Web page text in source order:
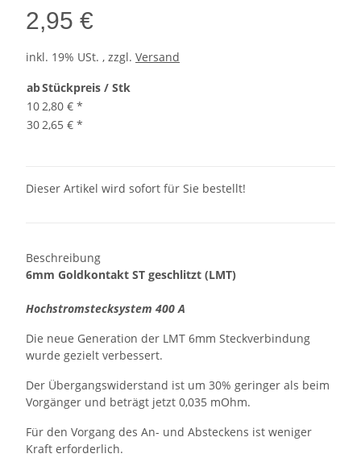
2,95 €
inkl. 19% USt. , zzgl. Versand
abStückpreis / Stk
102,80 € *
302,65 € *
Dieser Artikel wird sofort für Sie bestellt!
Beschreibung
6mm Goldkontakt ST geschlitzt (LMT)
Hochstromstecksystem 400 A
Die neue Generation der LMT 6mm Steckverbindung
wurde gezielt verbessert.
Der Übergangswiderstand ist um 30% geringer als beim
Vorgänger und beträgt jetzt 0,035 mOhm.
Für den Vorgang des An- und Absteckens ist weniger
Kraft erforderlich.